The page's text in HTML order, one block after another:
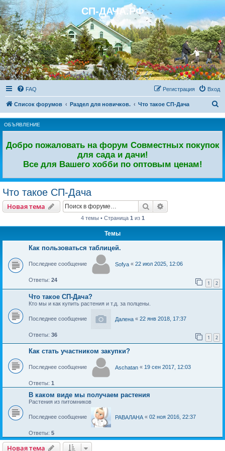
Регистрация СП-ДАЧА.РФ
FAQ Вход
Регистрация
Список форумов Раздел для новичков. Что такое СП-Дача
ОБЪЯВЛЕНИЕ
Добро пожаловать на форум Совместных покупок
для сада и дачи!
Все для Вашего хобби по оптовым ценам!
Что такое СП-Дача
Новая тема
Новаятема Поиск
4 темы • Страница 1 из 1
Темы
Как пользоваться таблицей.
Последнее сообщение Sofya « 22 июл 2025, 12:06
Ответы: 24 1 2
Что такое СП-Дача?
Кто мы и как купить растения и т.д. за полцены.
Последнее сообщение Далена « 22 янв 2018, 17:37
Ответы: 36 1 2
Как стать участником закупки?
Последнее сообщение Aschatan « 19 сен 2017, 12:03
Ответы: 1
В каком виде мы получаем растения
Растения из питомников
Последнее сообщение РАВАЛАНА « 02 ноя 2016, 22:37
Ответы: 5
Новая тема
Новаятема